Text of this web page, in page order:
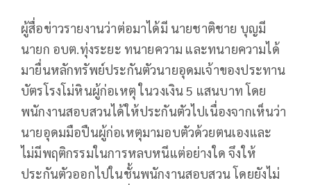
ผู้สื่อข่าวรายงานว่าต่อมาได้มี นายชาติชาย บุญมี
นายก อบต.ทุ่งระยะ ทนายความ และทนายความได้
มายื่นหลักทรัพย์ประกันตัวนายอุดมเจ้าของประทาน
บัตรโรงโม่หินผู้ก่อเหตุ ในวงเงิน 5 แสนบาท โดย
พนักงานสอบสวนได้ให้ประกันตัวไปเนื่องจากเห็นว่า
นายอุดมมือปืนผู้ก่อเหตุมามอบตัวด้วยตนเองและ
ไม่มีพฤติกรรมในการหลบหนีแต่อย่างใด จึงให้
ประกันตัวออกไปในชั้นพนักงานสอบสวน โดยยังไม่